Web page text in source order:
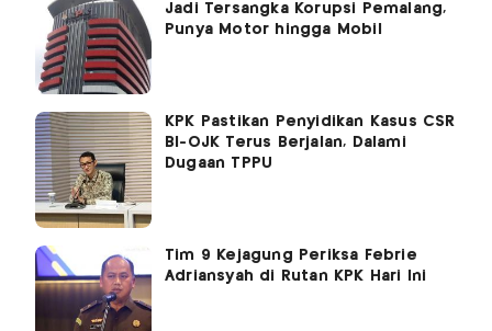
Jadi Tersangka Korupsi Pemalang,
Punya Motor hingga Mobil
KPK Pastikan Penyidikan Kasus CSR
BI-OJK Terus Berjalan, Dalami
Dugaan TPPU
Tim 9 Kejagung Periksa Febrie
Adriansyah di Rutan KPK Hari Ini